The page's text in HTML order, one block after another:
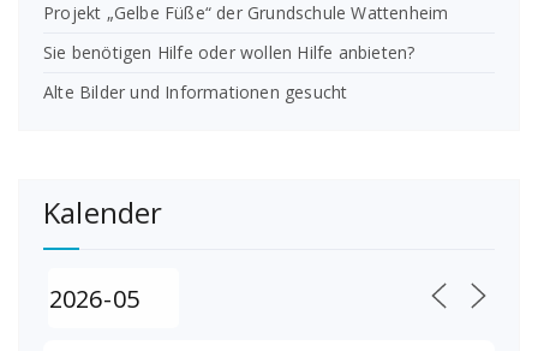
Projekt „Gelbe Füße“ der Grundschule Wattenheim
Sie benötigen Hilfe oder wollen Hilfe anbieten?
Alte Bilder und Informationen gesucht
Kalender